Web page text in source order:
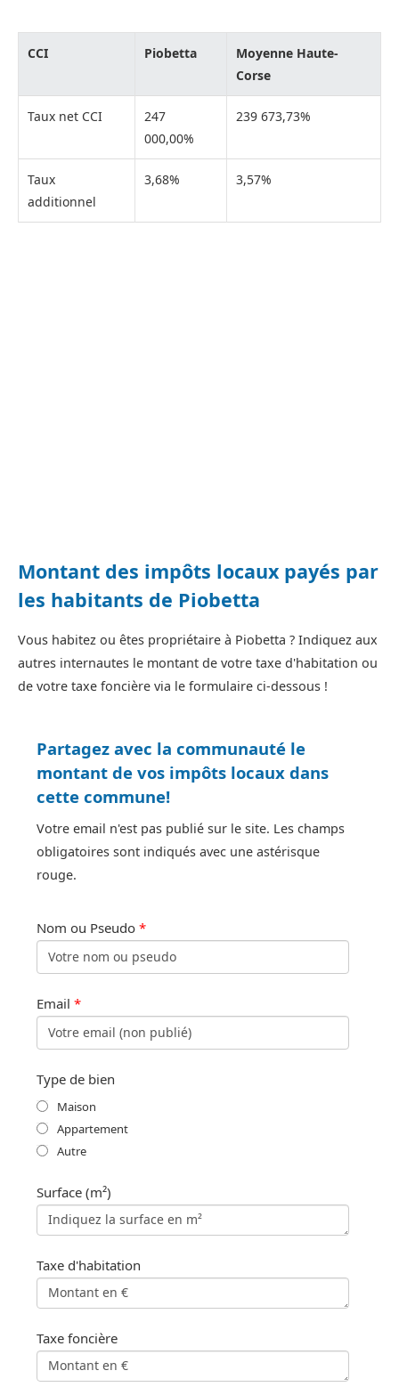
CCI Piobetta
Moyenne Haute-
Corse
Taux net CCI
247
000,00%
239 673,73%
Taux
additionnel
3,68% 3,57%
Montant des impôts locaux payés par
les habitants de Piobetta
Vous habitez ou êtes propriétaire à Piobetta ? Indiquez aux
autres internautes le montant de votre taxe d'habitation ou
de votre taxe foncière via le formulaire ci-dessous !
Partagez avec la communauté le
montant de vos impôts locaux dans
cette commune!
Votre email n'est pas publié sur le site. Les champs
obligatoires sont indiqués avec une astérisque
rouge.
Nom ou Pseudo *
Email *
Type de bien
Maison
Appartement
Autre
Surface (m²)
Taxe d'habitation
Taxe foncière